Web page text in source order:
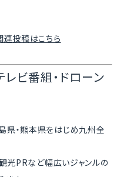
投稿はこちら
ビ番組・ドローン
県・熊本県をはじめ九州全
光PRなど幅広いジャンルの